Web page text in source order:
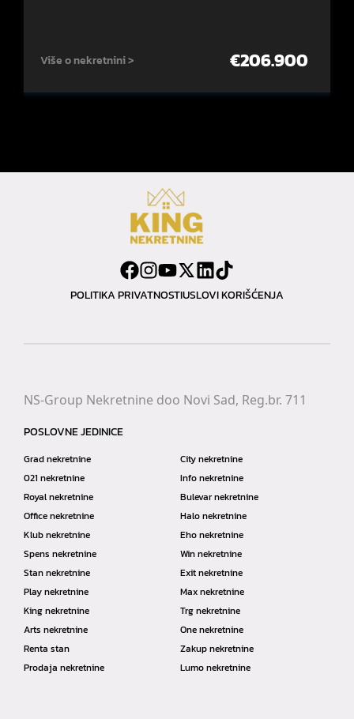
Više o nekretnini > €206.900
POLITIKA PRIVATNOSTIUSLOVI KORIŠĆENJA
NS-Group Nekretnine doo Novi Sad, Reg.br. 711
POSLOVNE JEDINICE
Grad nekretnine
City nekretnine
021 nekretnine
Info nekretnine
Royal nekretnine
Bulevar nekretnine
Office nekretnine
Halo nekretnine
Klub nekretnine
Eho nekretnine
Spens nekretnine
Win nekretnine
Stan nekretnine
Exit nekretnine
Play nekretnine
Max nekretnine
King nekretnine
Trg nekretnine
Arts nekretnine
One nekretnine
Renta stan
Zakup nekretnine
Prodaja nekretnine
Lumo nekretnine